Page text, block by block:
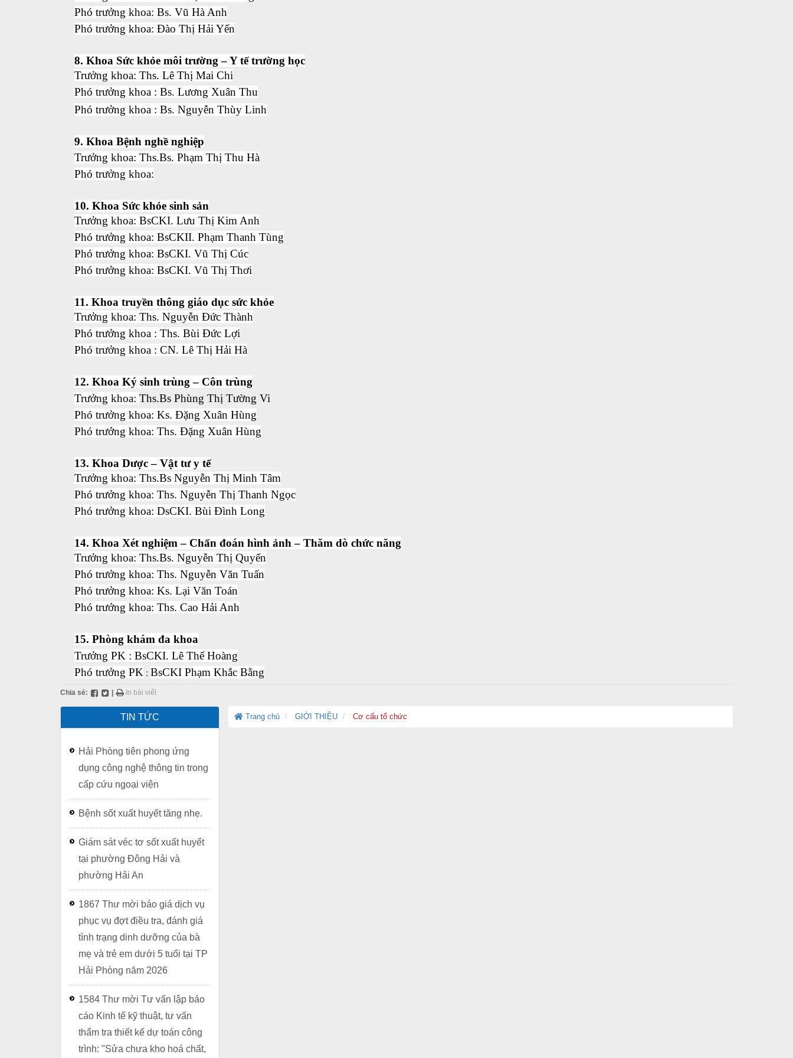
Phó trưởng khoa: Bs. Vũ Hà Anh
Phó trưởng khoa: Đào Thị Hải Yến
8. Khoa Sức khỏe môi trường – Y tế trường học
Trưởng khoa: Ths. Lê Thị Mai Chi
Phó trưởng khoa : Bs. Lương Xuân Thu
Phó trưởng khoa : Bs. Nguyễn Thùy Linh
9. Khoa Bệnh nghề nghiệp
Trưởng khoa: Ths.Bs. Phạm Thị Thu Hà
Phó trưởng khoa:
10. Khoa Sức khỏe sinh sản
Trưởng khoa: BsCKI. Lưu Thị Kim Anh
Phó trưởng khoa: BsCKII. Phạm Thanh Tùng
Phó trưởng khoa: BsCKI. Vũ Thị Cúc
Phó trưởng khoa: BsCKI. Vũ Thị Thơi
11. Khoa truyền thông giáo dục sức khỏe
Trưởng khoa: Ths. Nguyễn Đức Thành
Phó trưởng khoa : Ths. Bùi Đức Lợi
Phó trưởng khoa : CN. Lê Thị Hải Hà
12. Khoa Ký sinh trùng – Côn trùng
Trưởng khoa: Ths.Bs Phùng Thị Tường Vi
Phó trưởng khoa: Ks. Đặng Xuân Hùng
Phó trưởng khoa: Ths. Đặng Xuân Hùng
13. Khoa Dược – Vật tư y tế
Trưởng khoa: Ths.Bs Nguyễn Thị Minh Tâm
Phó trưởng khoa: Ths. Nguyễn Thị Thanh Ngọc
Phó trưởng khoa: DsCKI. Bùi Đình Long
14. Khoa Xét nghiệm – Chẩn đoán hình ảnh – Thăm dò chức năng
Trưởng khoa: Ths.Bs. Nguyễn Thị Quyến
Phó trưởng khoa: Ths. Nguyễn Văn Tuấn
Phó trưởng khoa: Ks. Lại Văn Toán
Phó trưởng khoa: Ths. Cao Hải Anh
15. Phòng khám đa khoa
Trưởng PK : BsCKI. Lê Thế Hoàng
Phó trưởng PK : BsCKI Phạm Khắc Bằng
Chia sẻ: | In bài viết
Trang chủ GIỚI THIỆU Cơ cấu tổ chức
TIN TỨC
Hải Phòng tiên phong ứng
dụng công nghệ thông tin trong
cấp cứu ngoại viện
Bệnh sốt xuất huyết tăng nhẹ.
Giám sát véc tơ sốt xuất huyết
tại phường Đông Hải và
phường Hải An
1867 Thư mời báo giá dịch vụ
phục vụ đợt điều tra, đánh giá
tình trạng dinh dưỡng của bà
mẹ và trẻ em dưới 5 tuổi tại TP
Hải Phòng năm 2026
1584 Thư mời Tư vấn lập báo
cáo Kinh tế kỹ thuật, tư vấn
thẩm tra thiết kế dự toán công
trình: "Sửa chưa kho hoá chất,